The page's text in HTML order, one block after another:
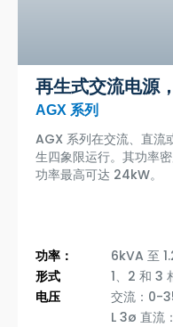
再生式交流电源
AGX 系列
AGX 系列在交流、直流
生四象限运行。其功率
功率最高可达 24kW。
功率：
6kVA 至
形式
1、2 和 3
电压
交流：0-
L 3ø 直